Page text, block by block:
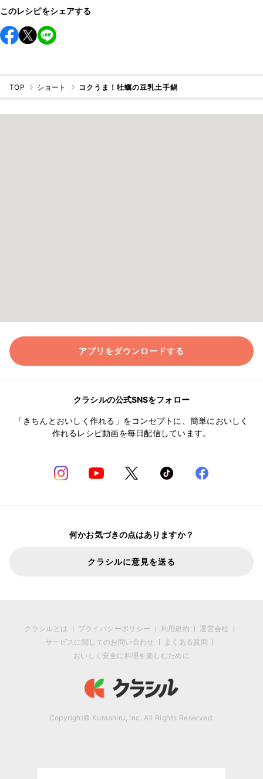
このレシピをシェアする
TOP ショート コクうま！牡蠣の豆乳土手鍋
アプリをダウンロードする
クラシルの公式SNSをフォロー
「きちんとおいしく作れる」をコンセプトに、簡単においしく
作れるレシピ動画を毎日配信しています。
何かお気づきの点はありますか？
クラシルに意見を送る
クラシルとは プライバシーポリシー 利用規約
運営会社
サービスに関してのお問い合わせ
よくある質問
おいしく安全に料理を楽しむために
Copyright© Kurashiru, Inc. All Rights Reserved.